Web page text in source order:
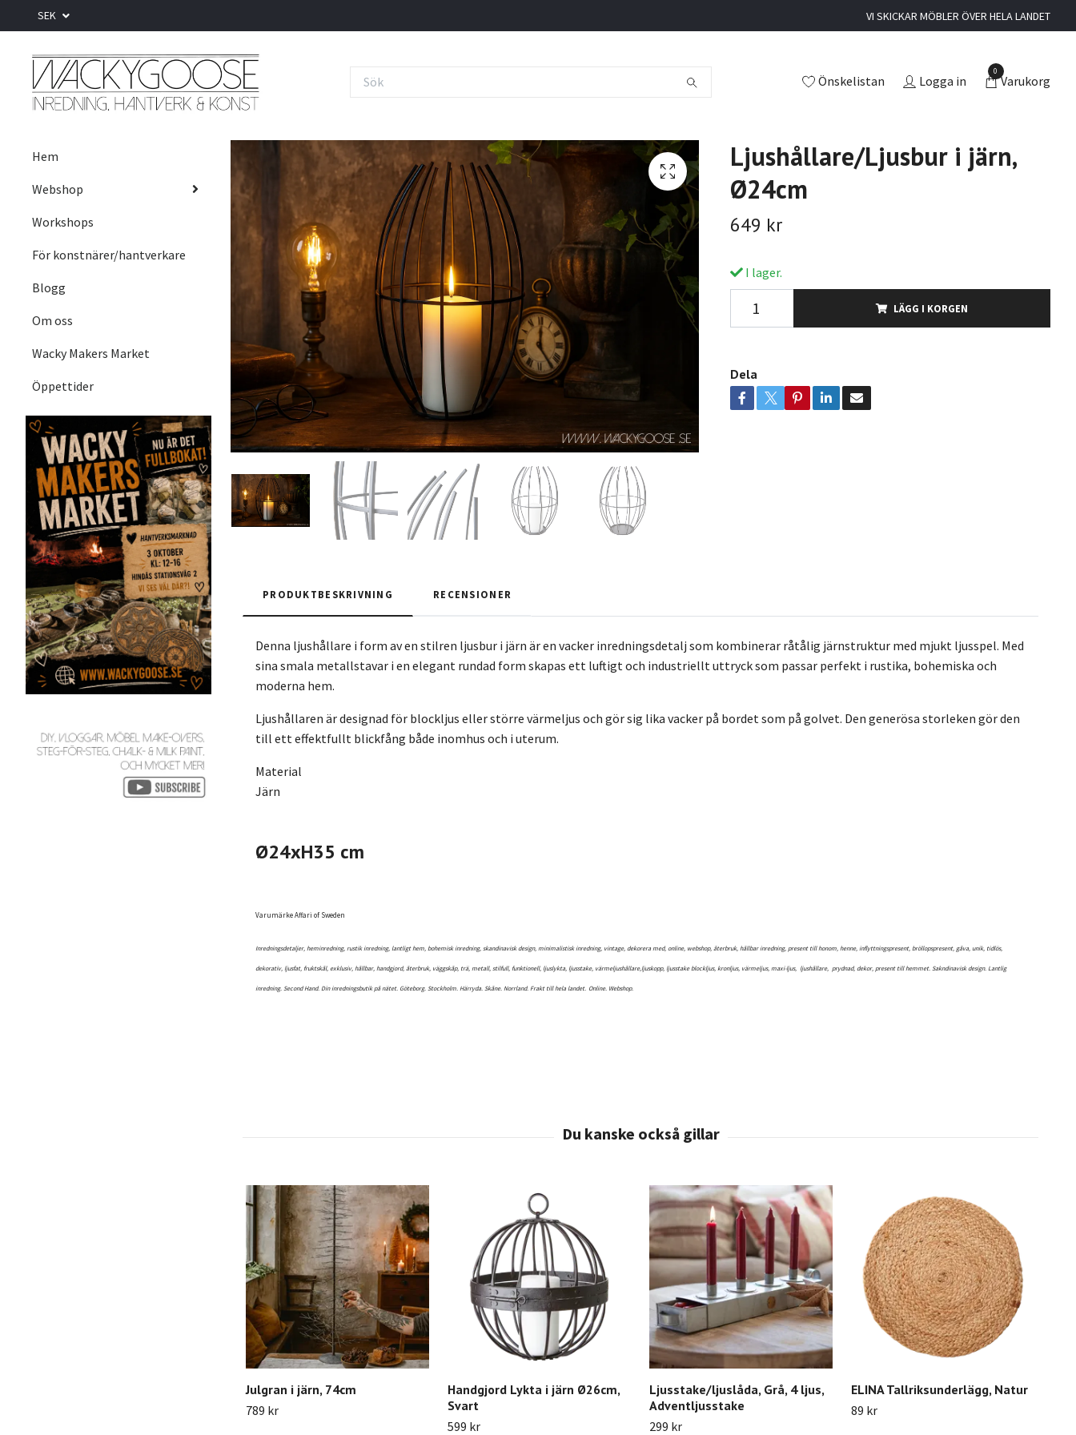
SEK VI SKICKAR MÖBLER ÖVER HELA LANDET
Önskelistan Logga in
0
Varukorg
Hem
Webshop
Workshops
För konstnärer/hantverkare
Blogg
Om oss
Wacky Makers Market
Öppettider
Ljushållare/Ljusbur i järn,
Ø24cm
649 kr
I lager.
LÄGG I KORGEN
Dela
PRODUKTBESKRIVNING RECENSIONER
Denna ljushållare i form av en stilren ljusbur i järn är en vacker inredningsdetalj som kombinerar råtålig järnstruktur med mjukt ljusspel. Med
sina smala metallstavar i en elegant rundad form skapas ett luftigt och industriellt uttryck som passar perfekt i rustika, bohemiska och
moderna hem.
Ljushållaren är designad för blockljus eller större värmeljus och gör sig lika vacker på bordet som på golvet. Den generösa storleken gör den
till ett effektfullt blickfång både inomhus och i uterum.
Material
Järn
Ø24xH35 cm
Varumärke Affari of Sweden
Inredningsdetaljer, heminredning, rustik inredning, lantligt hem, bohemisk inredning, skandinavisk design, minimalistisk inredning, vintage, dekorera med, online, webshop, återbruk, hållbar inredning, present till honom, henne, inflyttningspresent, bröllopspresent, gåva, unik, tidlös,
dekorativ, ljusfat, fruktskål, exklusiv, hållbar, handgjord, återbruk, väggskåp, trä, metall, stilfull, funktionell, ljuslykta, ljusstake, värmeljushållare,ljuskopp, ljusstake blockljus, kronljus, värmeljus, maxi-ljus, ljushållare, prydnad, dekor, present till hemmet. Sakndinavisk design. Lantlig
inredning. Second Hand. Din inredningsbutik på nätet. Göteborg. Stockholm. Härryda. Skåne. Norrland. Frakt till hela landet. Online. Webshop.
Julgran i järn, 74cm
789 kr
Handgjord Lykta i järn Ø26cm,
Svart
599 kr
Ljusstake/ljuslåda, Grå, 4 ljus,
Adventljusstake
299 kr
ELINA Tallriksunderlägg, Natur
89 kr